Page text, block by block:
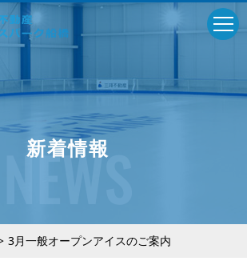
NEWS
新着情報
3月一般オープンアイスのご案内